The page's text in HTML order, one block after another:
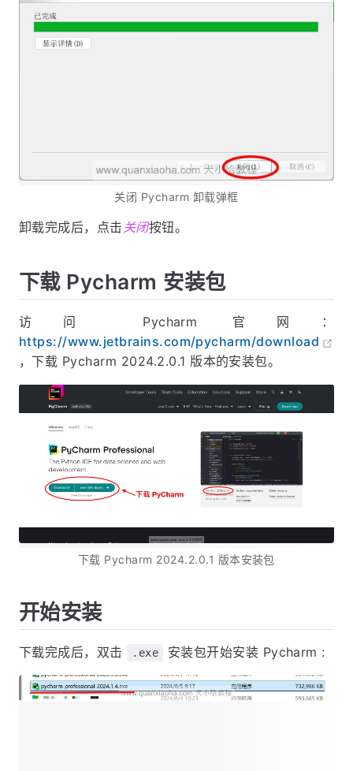
关闭 Pycharm 卸载弹框
卸载完成后，点击 关闭按钮。
下载 Pycharm 安装包
访问 Pycharm 官网：
https://www.jetbrains.com/pycharm/download
，下载 Pycharm 2024.2.0.1 版本的安装包。
下载 Pycharm 2024.2.0.1 版本安装包
开始安装
下载完成后，双击 .exe 安装包开始安装 Pycharm :